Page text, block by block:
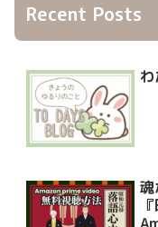
Recent Posts